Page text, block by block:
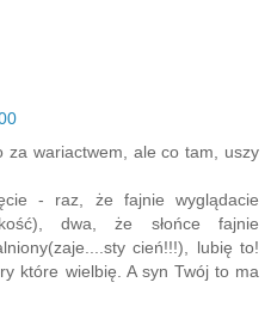
za wariactwem, ale co tam, uszy
- raz, że fajnie wyglądacie
dwa, że słońce fajnie
cień!!!), lubię to!
które wielbię. A syn Twój to ma